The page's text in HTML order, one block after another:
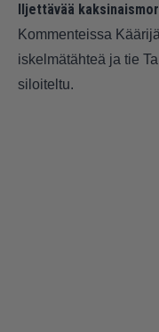
Iljettävää
Kommenteissa
iskelmätähteä ja tie
siloiteltu.